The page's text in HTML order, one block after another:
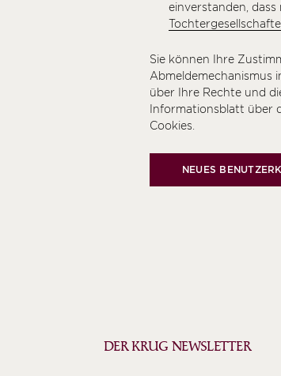
einverstanden,
Sie können Ihre
Abmeldemechanismus
über Ihre Rechte und
Informationsblatt über
Cookies
NEUES
DER KRUG NEWSLETTER